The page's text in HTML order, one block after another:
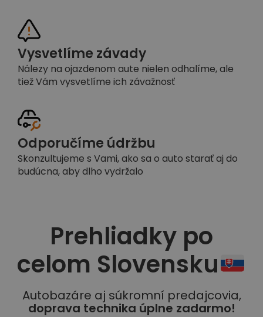
Vysvetlíme závady
Nálezy na ojazdenom aute nielen odhalíme, ale
tiež Vám vysvetlíme ich závažnosť
Odporučíme údržbu
Skonzultujeme s Vami, ako sa o auto starať aj do
budúcna, aby dlho vydržalo
Prehliadky po
celom Slovensku
Autobazáre aj súkromní predajcovia,
doprava technika úplne zadarmo!